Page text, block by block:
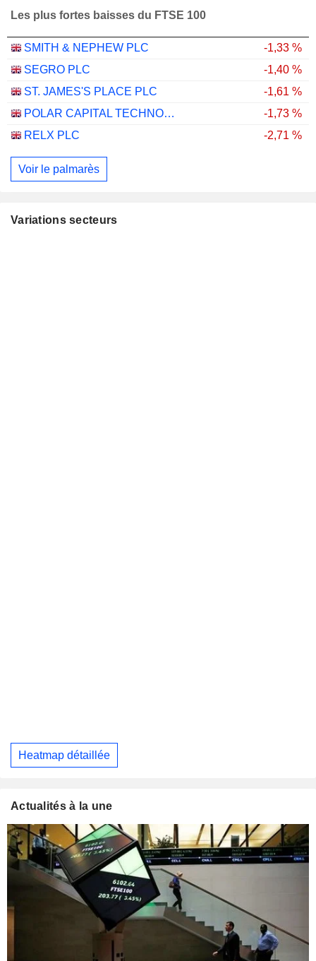
Les plus fortes baisses du FTSE 100
SMITH & NEPHEW PLC
-1,33 %
SEGRO PLC
-1,40 %
ST. JAMES'S PLACE PLC
-1,61 %
POLAR CAPITAL TECHNOLOGY TRUST PLC
-1,73 %
RELX PLC
-2,71 %
Voir le palmarès
Variations secteurs
Heatmap détaillée
Actualités à la une